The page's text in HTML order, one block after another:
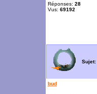
Réponses: 28
Vus: 69192
Sujet:
bud